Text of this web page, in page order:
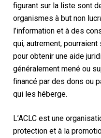
figurant sur la liste sont
organismes à but non
l’information et à des
qui, autrement,
pour obtenir une aide
généralement mené ou
financé par des dons ou
qui les héberge.
L’ACLC est une
protection et à la